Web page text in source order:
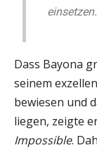
einsetzen.
Dass Bayona
seinem
bewiesen und
liegen, zeigte
Impossible.